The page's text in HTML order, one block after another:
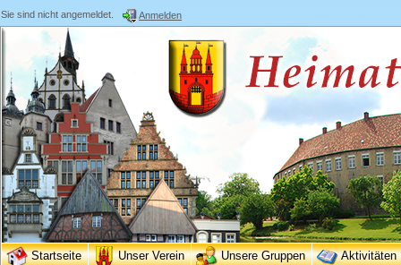
Sie sind nicht angemeldet. Anmelden
Startseite Unser Verein Unsere Gruppen Aktivitäten